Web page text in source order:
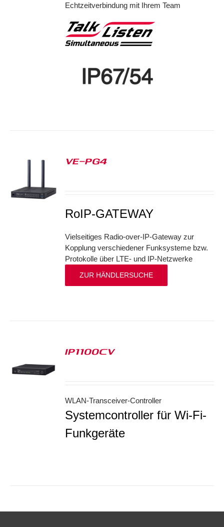
Echtzeitverbindung mit Ihrem Team
VE-PG4
RoIP-GATEWAY
Vielseitiges Radio-over-IP-Gateway zur
Kopplung verschiedener Funksysteme bzw.
Protokolle über LTE- und IP-Netzwerke
ZUR HÄNDLERSUCHE
IP1100CV
WLAN-Transceiver-Controller
Systemcontroller für Wi-Fi-
Funkgeräte